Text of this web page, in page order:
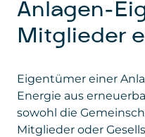
Anlagen-
Mitglieder
Eigentümer einer
Energie aus
sowohl die
Mitglieder oder